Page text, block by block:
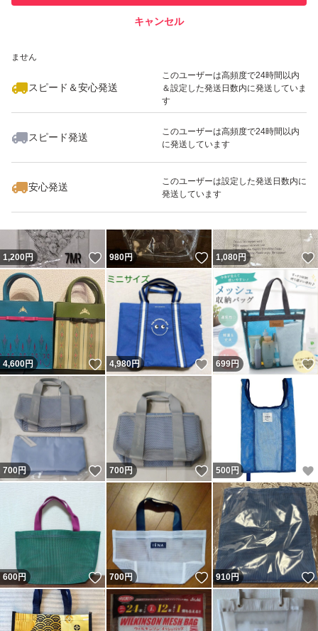
ません
スピード＆安心発送
このユーザーは高頻度で24時間以内
＆設定した発送日数内に発送していま
す
スピード発送
このユーザーは高頻度で24時間以内
に発送しています
安心発送
このユーザーは設定した発送日数内に
発送しています
キャンセル
いいね！
1,100
1,200円 いいね！
980円 いいね！
1,080円
4,600円 いいね！
4,980円 いいね！
699円
700 円 いいね！
700円 いいね！
500 円
600円 いいね！
700円 いいね！
910円